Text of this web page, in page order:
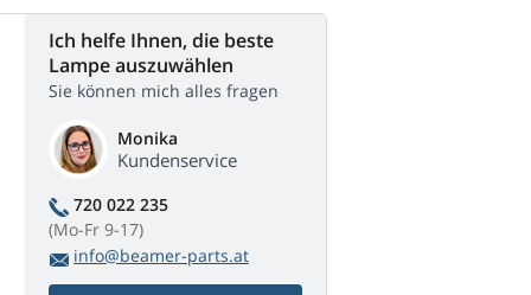
Ich helfe Ihnen, die beste
Lampe auszuwählen
Sie können mich alles fragen
Monika
Kundenservice
720 022 235
(Mo-Fr 9-17)
info@beamer-parts.at